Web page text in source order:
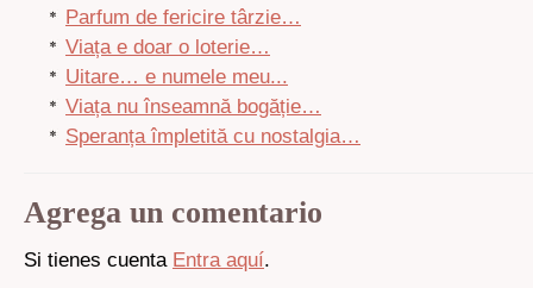
Parfum de fericire târzie…
Viața e doar o loterie…
Uitare… e numele meu...
Viața nu înseamnă bogăție…
Speranța împletită cu nostalgia…
Agrega un comentario
Si tienes cuenta Entra aquí.